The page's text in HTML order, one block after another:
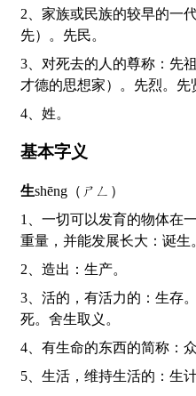
2、家族或民族的较早的一代或几代：先人。先世（祖
先）。先民。
3、对死去的人的尊称：先祖。先父。先哲（指已去世的有
才德的思想家）。先烈。先
4、姓。
基本字义
生shēng（ㄕㄥ）
1、一切可以发育的物体在一定条件下具有了最初的体积和
重量，并能发展长大：诞生
2、造出：生产。
3、活的，有活力的：生存。生命。生物。生机。出生入
死。舍生取义。
4、有生命的东西的简称：
5、生活，维持生活的：生